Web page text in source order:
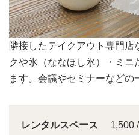
会議スペースは大きな窓から
す。
レンタルスペース
1,500